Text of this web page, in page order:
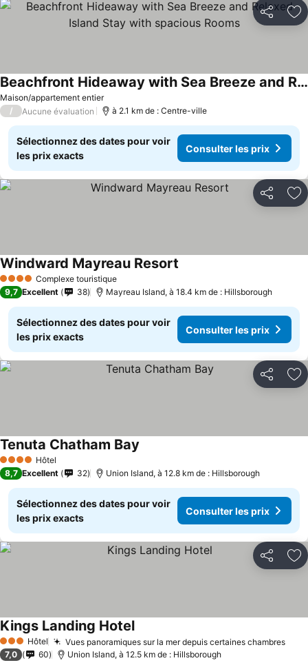
Partager
Maison/appartement entier
Beachfront Hideaway with Sea Breeze and Relaxed Island Stay with spacious Rooms
Consulter les prix
/ Aucune évaluation à 2.1 km de : Centre-ville
Sélectionnez des dates pour voir
les prix exacts
Consulter les prix
Partager
4 Étoiles Complexe touristique
Windward Mayreau Resort
9,7 Excellent 38 Mayreau Island, à 18.4 km de : Hillsborough
Sélectionnez des dates pour voir
les prix exacts
Consulter les prix
Partager
4 Étoiles Hôtel
Tenuta Chatham Bay
8,7 Excellent 32 Union Island, à 12.8 km de : Hillsborough
Sélectionnez des dates pour voir
les prix exacts
Consulter les prix
Partager
3 ÉtoilesHôtel Vues panoramiques sur la mer depuis certaines chambres
Kings Landing HotelConsulter les prix
7,0 60 Union Island, à 12.5 km de : Hillsborough